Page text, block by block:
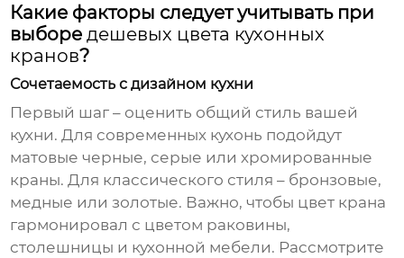
Какие факторы следует учитывать при
выборедешевых цвета кухонных
кранов?
Сочетаемость с дизайном кухни
Первый шаг – оценить общий стиль вашей
кухни. Для современных кухонь подойдут
матовые черные, серые или хромированные
краны. Для классического стиля – бронзовые,
медные или золотые. Важно, чтобы цвет крана
гармонировал с цветом раковины,
столешницы и кухонной мебели. Рассмотрите